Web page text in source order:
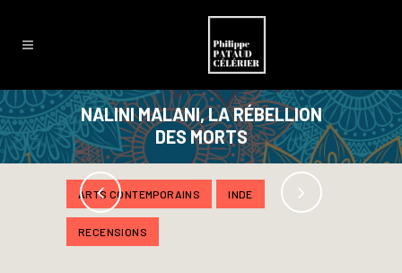
NALINI MALANI, LA RÉBELLION
DES MORTS
ARTS CONTEMPORAINS INDE
RECENSIONS